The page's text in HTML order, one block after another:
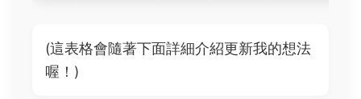
(這表格會隨著下面詳細介紹更新我的想法
喔！)